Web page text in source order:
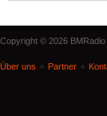
Copyright © 2026
Über uns Partner